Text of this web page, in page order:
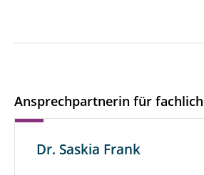
Ansprechpartnerin für
Dr. Saskia Frank